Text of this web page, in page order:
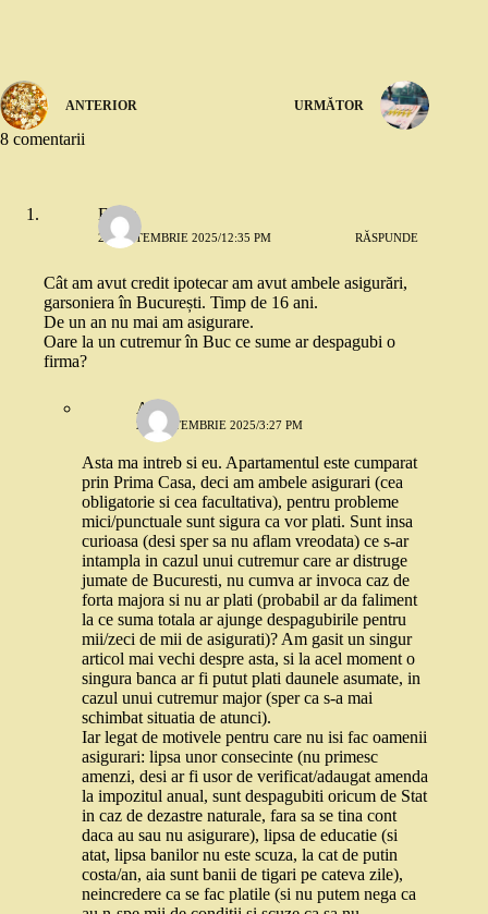
ANTERIOR URMĂTOR
8 comentarii
Elena
25 SEPTEMBRIE 2025/12:35 PM RĂSPUNDE
Cât am avut credit ipotecar am avut ambele asigurări,
garsoniera în București. Timp de 16 ani.
De un an nu mai am asigurare.
Oare la un cutremur în Buc ce sume ar despagubi o
firma?
AM
25 SEPTEMBRIE 2025/3:27 PM
Asta ma intreb si eu. Apartamentul este cumparat
prin Prima Casa, deci am ambele asigurari (cea
obligatorie si cea facultativa), pentru probleme
mici/punctuale sunt sigura ca vor plati. Sunt insa
curioasa (desi sper sa nu aflam vreodata) ce s-ar
intampla in cazul unui cutremur care ar distruge
jumate de Bucuresti, nu cumva ar invoca caz de
forta majora si nu ar plati (probabil ar da faliment
la ce suma totala ar ajunge despagubirile pentru
mii/zeci de mii de asigurati)? Am gasit un singur
articol mai vechi despre asta, si la acel moment o
singura banca ar fi putut plati daunele asumate, in
cazul unui cutremur major (sper ca s-a mai
schimbat situatia de atunci).
Iar legat de motivele pentru care nu isi fac oamenii
asigurari: lipsa unor consecinte (nu primesc
amenzi, desi ar fi usor de verificat/adaugat amenda
la impozitul anual, sunt despagubiti oricum de Stat
in caz de dezastre naturale, fara sa se tina cont
daca au sau nu asigurare), lipsa de educatie (si
atat, lipsa banilor nu este scuza, la cat de putin
costa/an, aia sunt banii de tigari pe cateva zile),
neincredere ca se fac platile (si nu putem nega ca